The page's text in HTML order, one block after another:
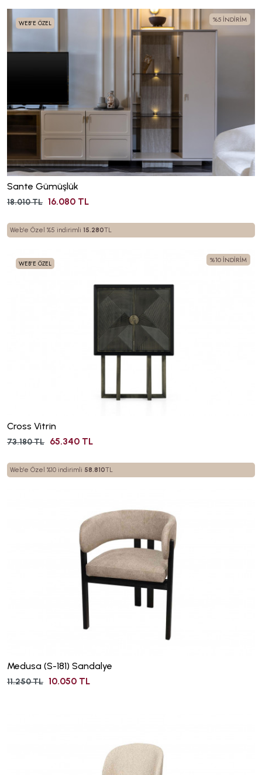
%5 İNDİRİM
WEB'E ÖZEL
Sante Gümüşlük
18.010 TL 16.080 TL
Web'e Özel %5 indirimli 15.280TL
%10 İNDİRİM
WEB'E ÖZEL
Cross Vitrin
73.180 TL 65.340 TL
Web'e Özel %10 indirimli 58.810TL
Medusa (S-181) Sandalye
11.250 TL 10.050 TL